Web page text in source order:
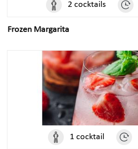
2 cocktails
Frozen Margarita
1 cocktail